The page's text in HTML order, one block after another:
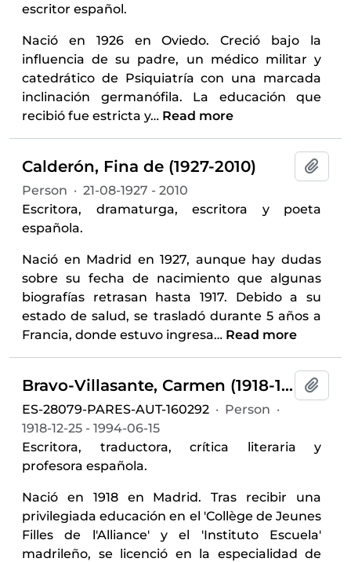
escritor español.
Nació en 1926 en Oviedo. Creció bajo la
influencia de su padre, un médico militar y
catedrático de Psiquiatría con una marcada
inclinación germanófila. La educación que
recibió fue estricta y… Read more
Calderón, Fina de (1927-2010)
Person · 21-08-1927 - 2010
Escritora, dramaturga, escritora y poeta
española.
Nació en Madrid en 1927, aunque hay dudas
sobre su fecha de nacimiento que algunas
biografías retrasan hasta 1917. Debido a su
estado de salud, se trasladó durante 5 años a
Francia, donde estuvo ingresa… Read more
Bravo-Villasante, Carmen (1918-1994)
ES-28079-PARES-AUT-160292 · Person ·
1918-12-25 - 1994-06-15
Escritora, traductora, crítica literaria y
profesora española.
Nació en 1918 en Madrid. Tras recibir una
privilegiada educación en el 'Collège de Jeunes
Filles de l'Alliance' y el 'Instituto Escuela'
madrileño, se licenció en la especialidad de